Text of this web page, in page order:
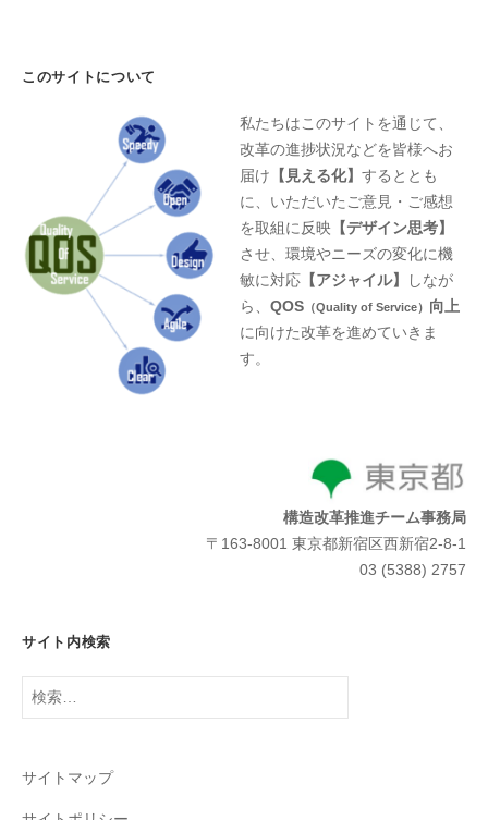
このサイトについて
私たちはこのサイトを通じて、
改革の進捗状況などを皆様へお
届け 【見える化】するととも
に、いただいたご意見・ご感想
を取組に反映 【デザイン思考】
させ、環境やニーズの変化に機
敏に対応 【アジャイル】
しなが
ら、QOS （Quality of Service） 向上
に向けた改革を進めていきま
す。
構造改革推進チーム事務局
〒163-8001 東京都新宿区西新宿2-8-1
03 (5388) 2757
サイト内検索
検
サイトマップ